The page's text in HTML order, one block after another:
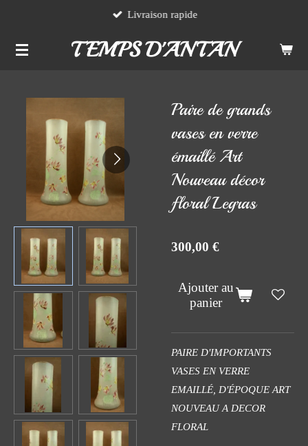
contenu
TEMPS D'ANTAN
Livraison rapide
Paire de grands
vases en verre
émaillé Art
Nouveau décor
floral Legras
300,00 €
Ajouter au
panier
PAIRE D'IMPORTANTS
VASES EN VERRE
EMAILLÉ, D'ÉPOQUE ART
NOUVEAU A DECOR
FLORAL